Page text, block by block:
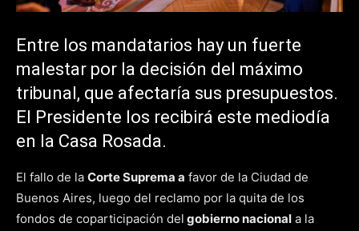
Entre los mandatarios hay un fuerte
malestar por la decisión del máximo
tribunal, que afectaría sus presupuestos.
El Presidente los recibirá este mediodía
en la Casa Rosada.
El fallo de la Corte Suprema a favor de la Ciudad de
Buenos Aires, luego del reclamo por la quita de los
fondos de coparticipación del gobierno nacional a la